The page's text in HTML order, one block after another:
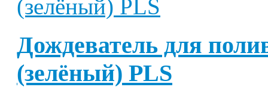
Дождеватель для
(зелёный) PLS